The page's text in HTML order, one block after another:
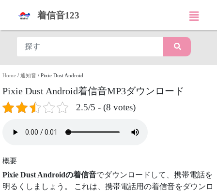
着信音123
Home / 通知音 / Pixie Dust Android
Pixie Dust Android着信音MP3ダウンロード
2.5/5 - (8 votes)
概要
Pixie Dust Androidの着信音でダウンロードして、携帯電話を
明るくしましょう。 これは、携帯電話用の着信音をダウンロ